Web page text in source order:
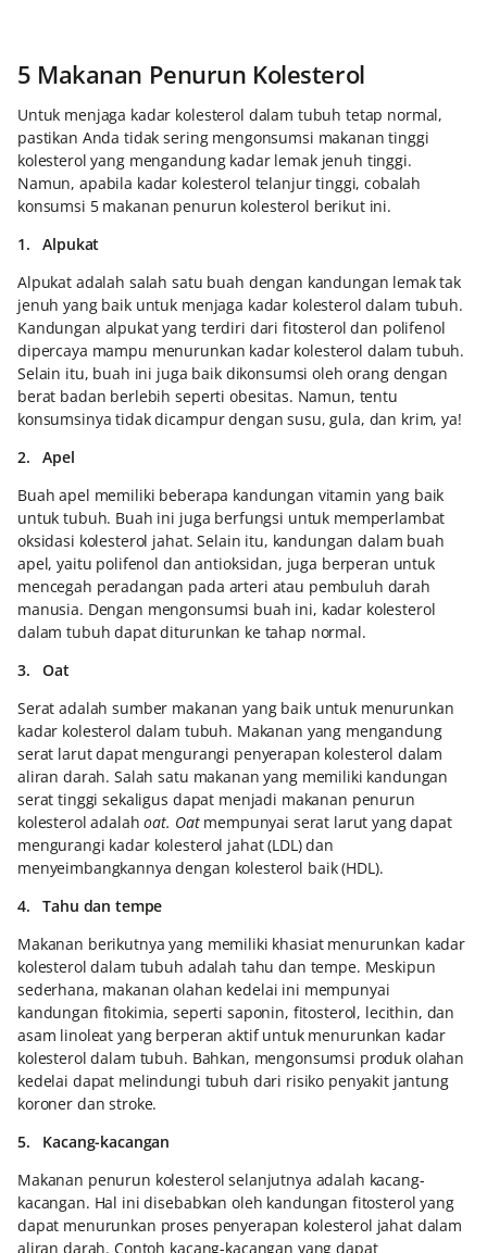
5 Makanan Penurun Kolesterol
Untuk menjaga kadar kolesterol dalam tubuh tetap normal,
pastikan Anda tidak sering mengonsumsi makanan tinggi
kolesterol yang mengandung kadar lemak jenuh tinggi.
Namun, apabila kadar kolesterol telanjur tinggi, cobalah
konsumsi 5 makanan penurun kolesterol berikut ini.
1. Alpukat
Alpukat adalah salah satu buah dengan kandungan lemak tak
jenuh yang baik untuk menjaga kadar kolesterol dalam tubuh.
Kandungan alpukat yang terdiri dari fitosterol dan polifenol
dipercaya mampu menurunkan kadar kolesterol dalam tubuh.
Selain itu, buah ini juga baik dikonsumsi oleh orang dengan
berat badan berlebih seperti obesitas. Namun, tentu
konsumsinya tidak dicampur dengan susu, gula, dan krim, ya!
2. Apel
Buah apel memiliki beberapa kandungan vitamin yang baik
untuk tubuh. Buah ini juga berfungsi untuk memperlambat
oksidasi kolesterol jahat. Selain itu, kandungan dalam buah
apel, yaitu polifenol dan antioksidan, juga berperan untuk
mencegah peradangan pada arteri atau pembuluh darah
manusia. Dengan mengonsumsi buah ini, kadar kolesterol
dalam tubuh dapat diturunkan ke tahap normal.
3. Oat
Serat adalah sumber makanan yang baik untuk menurunkan
kadar kolesterol dalam tubuh. Makanan yang mengandung
serat larut dapat mengurangi penyerapan kolesterol dalam
aliran darah. Salah satu makanan yang memiliki kandungan
serat tinggi sekaligus dapat menjadi makanan penurun
kolesterol adalahoat. Oatmempunyai serat larut yang dapat
mengurangi kadar kolesterol jahat (LDL) dan
menyeimbangkannya dengan kolesterol baik (HDL).
4. Tahu dan tempe
Makanan berikutnya yang memiliki khasiat menurunkan kadar
kolesterol dalam tubuh adalah tahu dan tempe. Meskipun
sederhana, makanan olahan kedelai ini mempunyai
kandungan fitokimia, seperti saponin, fitosterol, lecithin, dan
asam linoleat yang berperan aktif untuk menurunkan kadar
kolesterol dalam tubuh. Bahkan, mengonsumsi produk olahan
kedelai dapat melindungi tubuh dari risiko penyakit jantung
koroner dan stroke.
5. Kacang-kacangan
Makanan penurun kolesterol selanjutnya adalah kacang-
kacangan. Hal ini disebabkan oleh kandungan fitosterol yang
dapat menurunkan proses penyerapan kolesterol jahat dalam
aliran darah. Contoh kacang-kacangan yang dapat